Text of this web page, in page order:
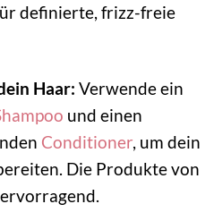
definierte, frizz-freie
Haar: Verwende ein
und einen
Conditioner, um dein
Die Produkte von